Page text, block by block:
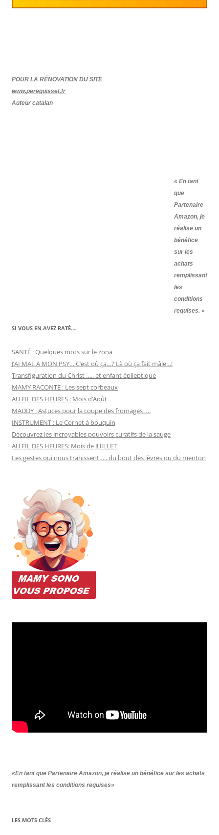
POUR LA RÉNOVATION DU SITE
www.pereguisset.fr
Auteur catalan
« En tant
que
Partenaire
Amazon, je
réalise un
bénéfice
sur les
achats
remplissant
les
conditions
requises. »
SI VOUS EN AVEZ RATÉ….
SANTÉ : Quelques mots sur le zona
J’AI MAL A MON PSY… C’est où ça…? Là où ça fait mâle…!
Transfiguration du Christ ….. et enfant épileptique
MAMY RACONTE : Les sept corbeaux
AU FIL DES HEURES : Mois d’Août
MADDY : Astuces pour la coupe des fromages ….
INSTRUMENT : Le Cornet à bouquin
Découvrez les incroyables pouvoirs curatifs de la sauge
AU FIL DES HEURES: Mois de JUILLET
Les gestes qui nous trahissent….. du bout des lèvres ou du menton
«En tant que Partenaire Amazon, je réalise un bénéfice sur les achats
remplissant les conditions requises»
LES MOTS CLÉS